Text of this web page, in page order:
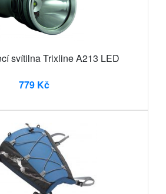
svítilna Trixline A213 LED
779 Kč